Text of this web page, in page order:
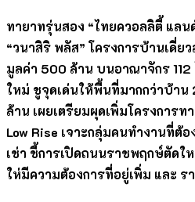
ทายาทรุ่นสอง “ไทยควอลลิตี้ แล
“วนาสิริ พลัส” โครงการบ้านเดี่ย
มูลค่า 500 ล้าน บนอาณาจักร
ใหม่ ชูจุดเด่นให้พื้นที่มากกว่าบ้าน
ล้าน เผยเตรียมผุดเพิ่มโครงการท
Low Rise เจาะกลุ่มคนทำงานที่ต้
เช่า ชี้การเปิดถนนราชพฤกษ์ตัดใ
ให่มีความต้องการที่อยู่เพิ่ม และ ร